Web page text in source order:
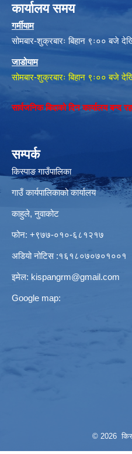
कार्यालय समय
गर्मीयाम
सोमबार-शुक्रबारः बिहान ९ः०० बजे
जाडोयाम
सोमबार-शुक्रबारः बिहान ९ः०० बजे
सार्वजनिक बिदाको दिन कार्यालय बन्द
सम्पर्क
किस्पाङ गाउँपालिका
गाउँ कार्यपालिकाको कार्यालय
काहुले‍‍, नुवाकोट
फोन: ‌+९७७-०१०-६८१२१७
अडियो नोटिस ‌‍:१६१८०७०७०१००१
इमेल: kispangrm@gmail.com
Google map:
© 2026